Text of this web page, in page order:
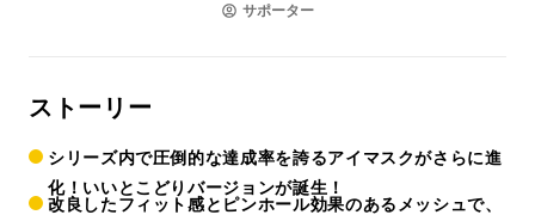
サポーター
ストーリー
シリーズ内で圧倒的な達成率を誇るアイマスクがさらに進
化！いいとこどりバージョンが誕生！
改良したフィット感とピンホール効果のあるメッシュで、